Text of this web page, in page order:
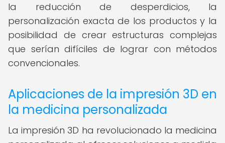
la reducción de desperdicios, la
personalización exacta de los productos y la
posibilidad de crear estructuras complejas
que serían difíciles de lograr con métodos
convencionales.
Aplicaciones de la impresión 3D en
la medicina personalizada
La impresión 3D ha revolucionado la medicina